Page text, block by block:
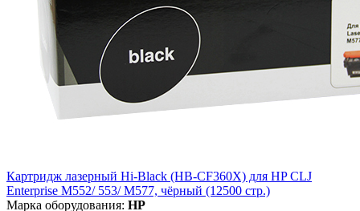
Картридж лазерный Hi-Black (HB-CF360X) для HP CLJ
Enterprise M552/ 553/ M577, чёрный (12500 стр.)
Марка оборудования: HP